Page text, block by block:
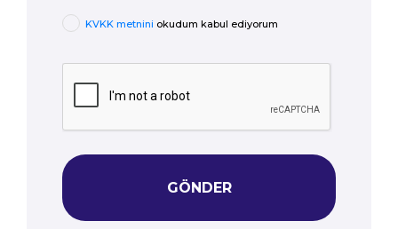
KVKK metnini okudum kabul ediyorum